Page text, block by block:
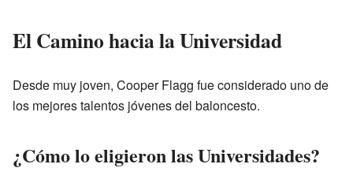
El Camino hacia la Universidad
Desde muy joven, Cooper Flagg fue considerado uno de
los mejores talentos jóvenes del baloncesto.
¿Cómo lo eligieron las Universidades?